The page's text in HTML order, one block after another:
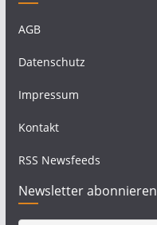
AGB
Datenschutz
Impressum
Kontakt
RSS Newsfeeds
Newsletter abonnieren